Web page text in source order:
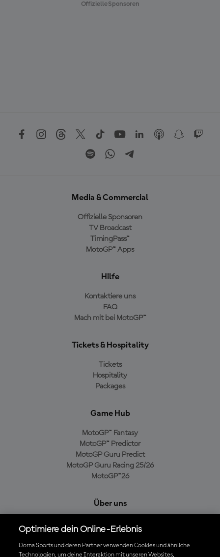
Offizielle Sponsoren
Media & Commercial
Offizielle Sponsoren
TV Broadcast
TimingPass™
MotoGP™ Apps
Hilfe
Kontaktiere uns
FAQ
Mach mit bei MotoGP™
Tickets & Hospitality
Tickets
Hospitality
Packages
Game Hub
MotoGP™ Fantasy
MotoGP™ Predictor
MotoGP Guru Predict
MotoGP Guru Racing 25/26
MotoGP™26
Über uns
Cookie-Richtlinien
Geschäftsbedingungen
Optimiere dein Online-Erlebnis
Dorna Sports und deren Partner verwenden Cookies und ähnliche
Technologien, um deine Interaktion mit unseren Websites,